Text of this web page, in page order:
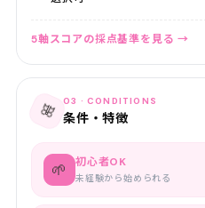
5軸スコアの採点基準を見る →
🎀 03 · CONDITIONS
条件・特徴
🌱 初心者OK
未経験から始められる